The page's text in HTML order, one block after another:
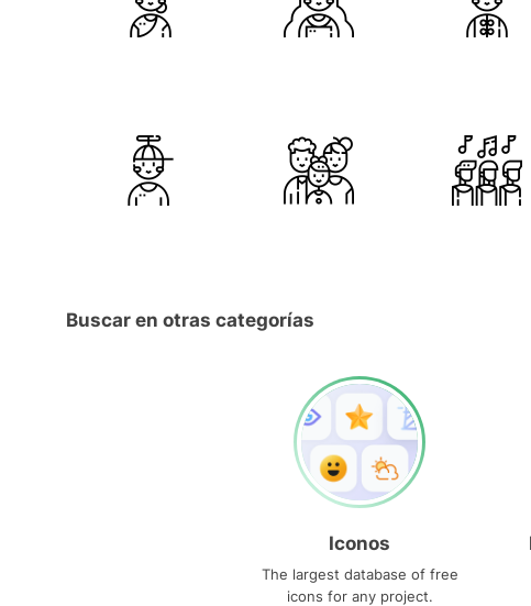
Buscar en otras categorías
Iconos
The largest database of free
icons for any project.